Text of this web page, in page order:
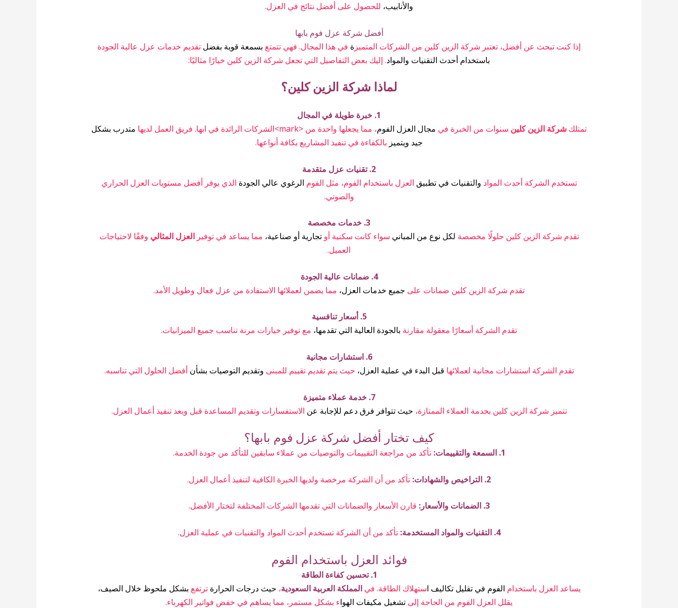
والأنابيب، للحصول على أفضل نتائج في العزل.
أفضل شركة عزل فوم بابها
إذا كنت تبحث عن أفضل، تعتبر شركة الزين كلين من الشركات المتميزة في هذا المجال. فهي تتمتع بسمعة قوية بفضل تقديم خدمات عزل عالية الجودة
باستخدام أحدث التقنيات والمواد. إليك بعض التفاصيل التي تجعل شركة الزين كلين خيارًا مثاليًا:
لماذا شركة الزين كلين؟
1. خبرة طويلة في المجال
تمتلك شركة الزين كلين سنوات من الخبرة في مجال العزل الفوم، مما يجعلها واحدة من <mark>الشركات الرائدة في ابها. فريق العمل لديها
متدرب بشكل
جيد ويتميز بالكفاءة في تنفيذ المشاريع بكافة أنواعها.
2. تقنيات عزل متقدمة
تستخدم الشركة أحدث المواد والتقنيات في تطبيق العزل باستخدام الفوم، مثل الفوم الرغوي عالي الجودة الذي يوفر أفضل مستويات العزل الحراري
والصوتي.
3. خدمات مخصصة
تقدم شركة الزين كلين حلولًا مخصصة لكل نوع من المباني سواء كانت سكنية أو تجارية أو صناعية، مما يساعد في توفيرالعزل المثالي وفقًا لاحتياجات
العميل.
4. ضمانات عالية الجودة
تقدم شركة الزين كلين ضمانات على جميع خدمات العزل، مما يضمن لعملائها الاستفادة من عزل فعال وطويل الأمد.
5. أسعار تنافسية
تقدم الشركة أسعارًا معقولة مقارنة بالجودة العالية التي تقدمها، مع توفير خيارات مرنة تناسب جميع الميزانيات.
6. استشارات مجانية
تقدم الشركة استشارات مجانية لعملائها قبل البدء في عملية العزل، حيث يتم تقديم تقييم للمبنى وتقديم التوصيات بشأن أفضل الحلول التي تناسبه.
7. خدمة عملاء متميزة
تتميز شركة الزين كلين بخدمة العملاء الممتازة، حيث تتوافر فرق دعم للإجابة عن الاستفسارات وتقديم المساعدة قبل وبعد تنفيذ أعمال العزل.
كيف تختار أفضل شركة عزل فوم بابها؟
1. السمعة والتقييمات: تأكد من مراجعة التقييمات والتوصيات من عملاء سابقين للتأكد من جودة الخدمة.
2. التراخيص والشهادات: تأكد من أن الشركة مرخصة ولديها الخبرة الكافية لتنفيذ أعمال العزل.
3. الضمانات والأسعار: قارن الأسعار والضمانات التي تقدمها الشركات المختلفة لتختار الأفضل.
4. التقنيات والمواد المستخدمة: تأكد من أن الشركة تستخدم أحدث المواد والتقنيات في عملية العزل.
فوائد العزل باستخدام الفوم
1. تحسين كفاءة الطاقة
يساعد العزل باستخدام الفوم في تقليل تكاليف استهلاك الطاقة. فيالمملكة العربية السعودية، حيث درجات الحرارة ترتفع بشكل ملحوظ خلال الصيف،
يقلل العزل الفوم من الحاجة إلى تشغيل مكيفات الهواء بشكل مستمر، مما يساهم في خفض فواتير الكهرباء.